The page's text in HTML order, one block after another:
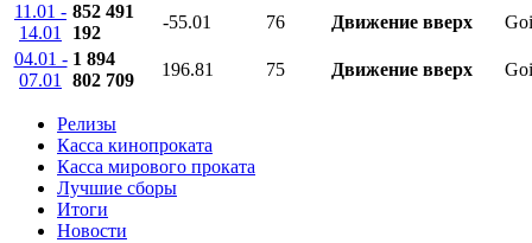
11.01 -
14.01
852 491
192
-55.01 76 Движение вверх
04.01 -
07.01
1 894
802 709
196.81 75 Движение вверх
Релизы
Касса кинопроката
Касса мирового проката
Лучшие сборы
Итоги
Новости